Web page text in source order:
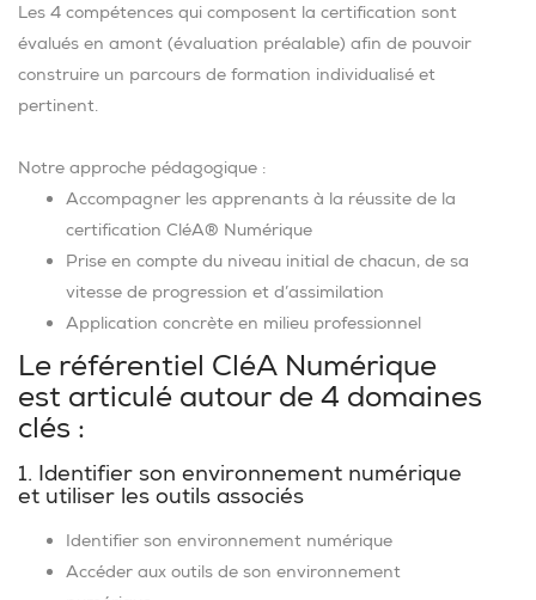
Les 4 compétences qui composent la certification sont
évalués en amont (évaluation préalable) afin de pouvoir
construire un parcours de formation individualisé et
pertinent.
Notre approche pédagogique :
Accompagner les apprenants à la réussite de la
certification CléA® Numérique
Prise en compte du niveau initial de chacun, de sa
vitesse de progression et d’assimilation
Application concrète en milieu professionnel
Le référentiel CléA Numérique
est articulé autour de 4 domaines
clés :
1. Identifier son environnement numérique
et utiliser les outils associés
Identifier son environnement numérique
Accéder aux outils de son environnement